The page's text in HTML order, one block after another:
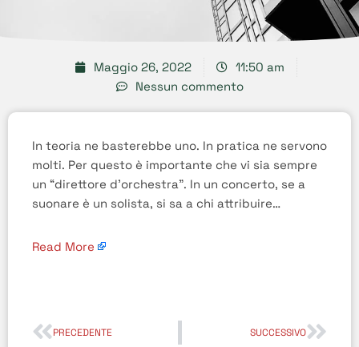
Maggio 26, 2022
11:50 am
Nessun commento
In teoria ne basterebbe uno. In pratica ne servono
molti. Per questo è importante che vi sia sempre
un “direttore d’orchestra”. In un concerto, se a
suonare è un solista, si sa a chi attribuire…
Read More
PRECEDENTE SUCCESSIVO